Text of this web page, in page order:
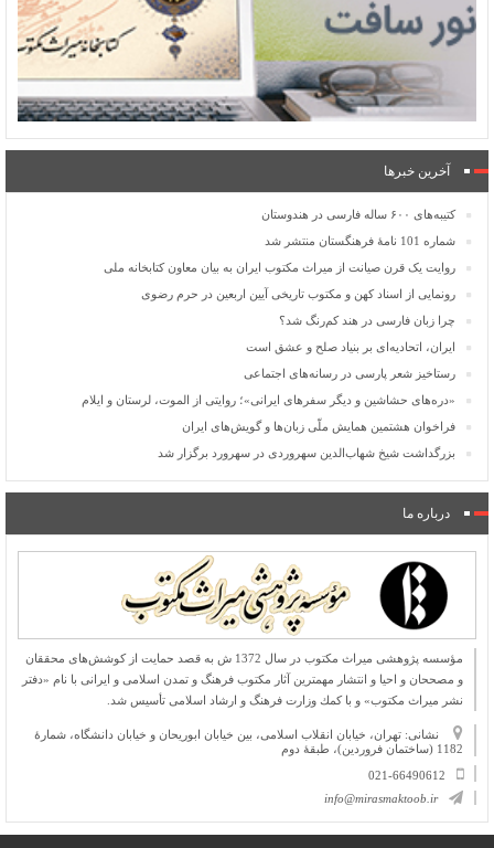
آخرین خبرها
کتیبه‌های ۶۰۰ ساله فارسی در هندوستان
شماره 101 نامۀ فرهنگستان منتشر شد
روایت یک قرن صیانت از میراث مکتوب ایران به بیان معاون کتابخانه ملی
رونمایی از اسناد کهن و مکتوب تاریخی آیین اربعین در حرم رضوی
چرا زبان فارسی در هند کم‌رنگ شد؟
ایران، اتحادیه‌ای بر بنیاد صلح و عشق است
رستاخیز شعر پارسی در رسانه‌های اجتماعی
«دره‌های حشاشین و دیگر سفرهای ایرانی»؛ روایتی از الموت، لرستان و ایلام
فراخوان هشتمین همایش ملّی زبان‌ها و گویش‌های ایران
بزرگداشت شیخ شهاب‌الدین سهروردی در سهرورد برگزار شد
درباره ما
مؤسسه پژوهشی میراث مكتوب در سال 1372 ش به قصد حمایت از كوشش‌های محققان
و مصححان و احیا و انتشار مهمترین آثار مكتوب فرهنگ و تمدن اسلامی و ایرانی با نام «دفتر
نشر میراث مكتوب» و با كمك وزارت فرهنگ و ارشاد اسلامی تأسیس شد.
نشانی: تهران، خیابان انقلاب اسلامی، بین خیابان ابوریحان و خیابان دانشگاه، شمارۀ
1182 (ساختمان فروردین)، طبقۀ دوم
021-66490612
info@mirasmaktoob.ir